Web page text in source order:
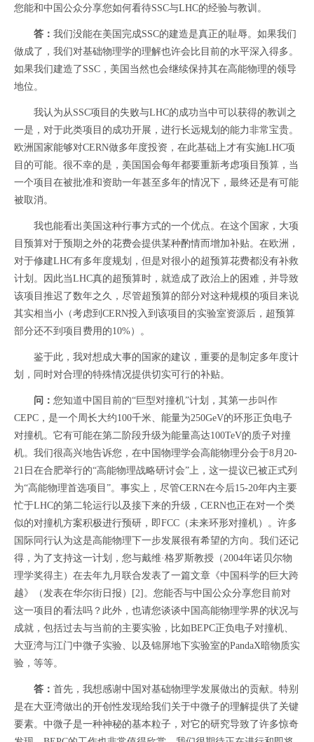
您能和中国公众分享您如何看待SSC与LHC的经验与教训。
答： 我们没能在美国完成SSC的建造是真正的耻辱。如果我们
做成了，我们对基础物理学的理解也许会比目前的水平深入得多。
如果我们建造了SSC，美国当然也会继续保持其在高能物理的领导
地位。
我认为从SSC项目的失败与LHC的成功当中可以获得的教训之
一是，对于此类项目的成功开展，进行长远规划的能力非常宝贵。
欧洲国家能够对CERN做多年度投资，在此基础上才有实施LHC项
目的可能。很不幸的是，美国国会每年都要重新考虑项目预算，当
一个项目在被批准和资助一年甚至多年的情况下，最终还是有可能
被取消。
我也能看出美国这种行事方式的一个优点。在这个国家，大项
目预算对于预期之外的花费会提供某种酌情而增加补贴。在欧洲，
对于修建LHC有多年度规划，但是对很小的超预算花费都没有补救
计划。因此当LHC真的超预算时，就造成了政治上的困难，并导致
该项目推迟了数年之久，尽管超预算的部分对这种规模的项目来说
其实相当小（考虑到CERN投入到该项目的实验室资源后，超预算
部分还不到项目费用的10%）。
鉴于此，我对想成大事的国家的建议，重要的是制定多年度计
划，同时对合理的特殊情况提供切实可行的补贴。
问： 您知道中国目前的“巨型对撞机”计划，其第一步叫作
CEPC，是一个周长大约100千米、能量为250GeV的环形正负电子
对撞机。它有可能在第二阶段升级为能量高达100TeV的质子对撞
机。我们很高兴地告诉您，在中国物理学会高能物理分会于8月20-
21日在合肥举行的“高能物理战略研讨会”上，这一提议已被正式列
为“高能物理首选项目”。事实上，尽管CERN在今后15-20年内主要
忙于LHC的第二轮运行以及接下来的升级，CERN也正在对一个类
似的对撞机方案积极进行预研，即FCC（未来环形对撞机）。许多
国际同行认为这是高能物理下一步发展很有希望的方向。我们还记
得，为了支持这一计划，您与戴维·格罗斯教授（2004年诺贝尔物
理学奖得主）在去年九月联合发表了一篇文章《中国科学的巨大跨
越》（发表在华尔街日报）
[2] 。您能否与中国公众分享您目前对
这一项目的看法吗？此外，也请您谈谈中国高能物理学界的状况与
成就，包括过去与当前的主要实验，比如BEPC正负电子对撞机、
大亚湾与江门中微子实验、以及锦屏地下实验室的PandaX暗物质实
验，等等。
答： 首先，我想感谢中国对基础物理学发展做出的贡献。特别
是在大亚湾做出的开创性发现给我们关于中微子的理解提供了关键
要素。中微子是一种神秘的基本粒子，对它的研究导致了许多惊奇